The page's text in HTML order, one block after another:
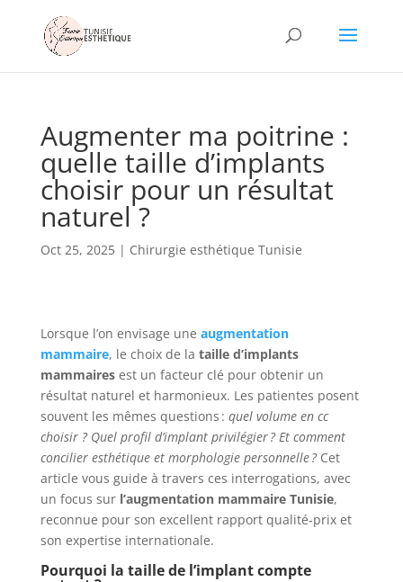
Augmenter ma poitrine :
quelle taille d’implants
choisir pour un résultat
naturel ?
Oct 25, 2025| Chirurgie esthétique Tunisie
Lorsque l’on envisage une augmentation
mammaire, le choix de la taille d’implants
mammairesest un facteur clé pour obtenir un
résultat naturel et harmonieux. Les patientes posent
souvent les mêmes questions : quel volume en cc
choisir ? Quel profil d’implant privilégier? Et comment
concilier esthétique et morphologie personnelle?Cet
article vous guide à travers ces interrogations, avec
un focus sur l’augmentation mammaire Tunisie,
reconnue pour son excellent rapport qualité‑prix et
son expertise internationale.
Pourquoi la taille de l’implant compte